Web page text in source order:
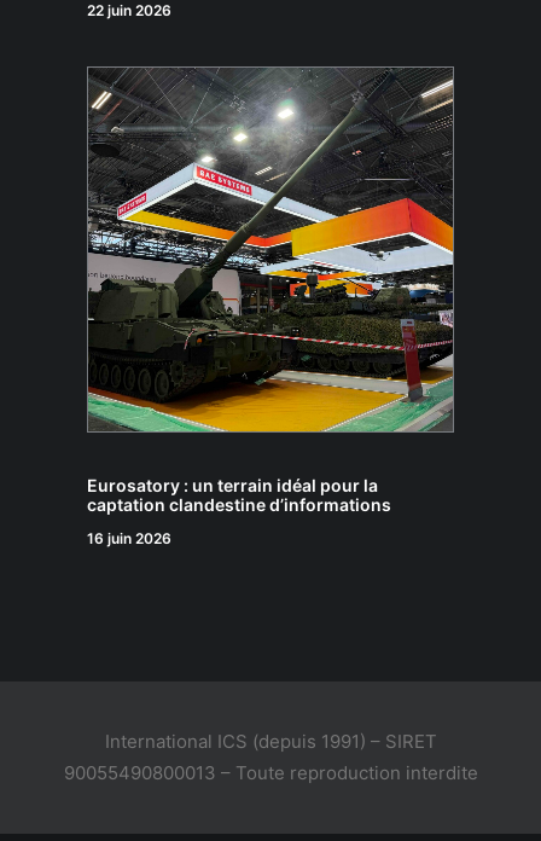
22 juin 2026
Eurosatory : un terrain idéal pour la
captation clandestine d’informations
16 juin 2026
International ICS (depuis 1991) – SIRET
90055490800013 – Toute reproduction interdite